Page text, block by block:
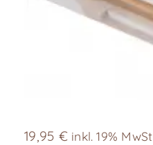
19,95 € inkl. 19% MwSt